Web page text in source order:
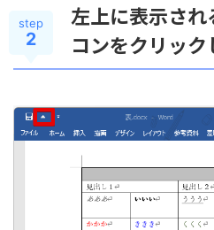
step
2
左上に表示され
コンをクリック